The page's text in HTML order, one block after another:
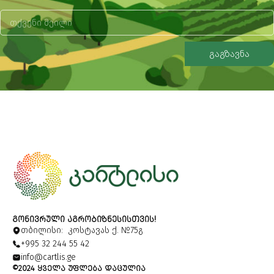
გაგზავნა
Alternative:
ᲒᲝᲜᲘᲕᲠᲣᲚᲘ ᲐᲒᲠᲝᲑᲘᲖᲜᲔᲡᲘᲡᲗᲕᲘᲡ!
თბილისი: კოსტავას ქ. №75გ
+995 32 244 55 42
info@cartlis.ge
©2024 ᲧᲕᲔᲚᲐ ᲣᲤᲚᲔᲑᲐ ᲓᲐᲪᲣᲚᲘᲐ